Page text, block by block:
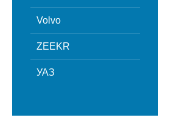
Volvo
ZEEKR
УАЗ